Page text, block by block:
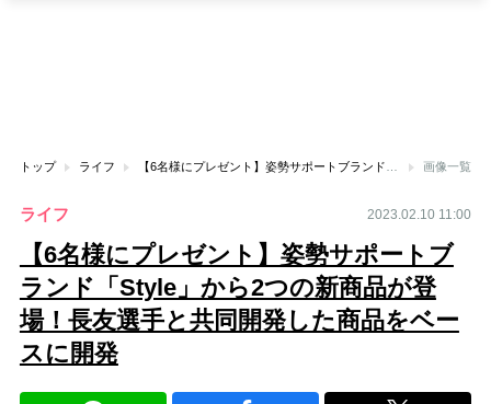
トップ ライフ 画像一覧
ライフ 2023.02.10 11:00
【6名様にプレゼント】姿勢サポートブ
ランド「Style」から2つの新商品が登
場！長友選手と共同開発した商品をベー
スに開発